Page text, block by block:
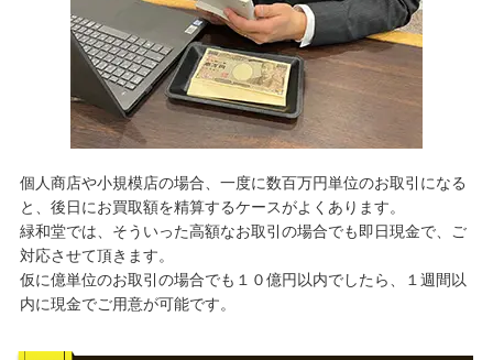
個人商店や小規模店の場合、一度に数百万円単位のお取引になる
と、後日にお買取額を精算するケースがよくあります。
緑和堂では、そういった高額なお取引の場合でも即日現金で、ご
対応させて頂きます。
仮に億単位のお取引の場合でも１０億円以内でしたら、１週間以
内に現金でご用意が可能です。